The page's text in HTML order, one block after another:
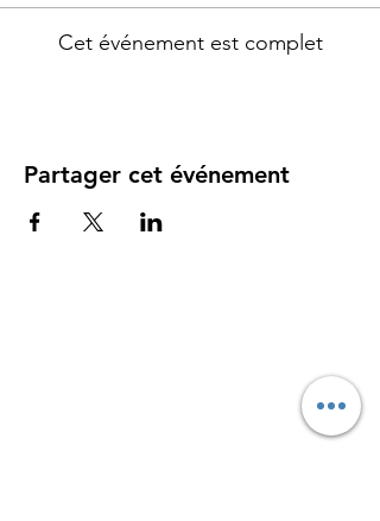
Cet événement est complet
Partager cet événement